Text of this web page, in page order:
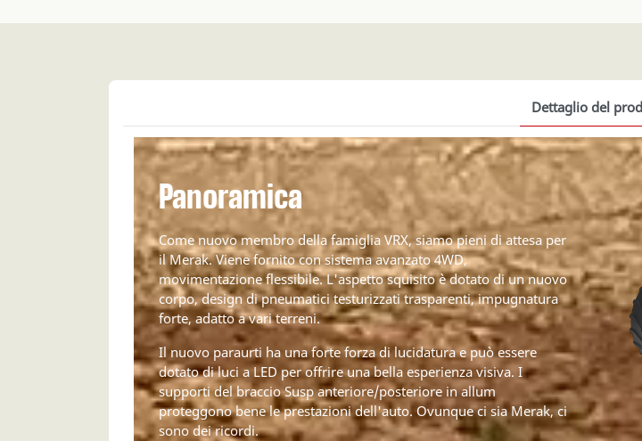
Dettaglio del
Panoramica
Come nuovo membro della famiglia VRX, siamo pieni di attesa per
il Merak. Viene fornito con sistema avanzato 4WD,
movimentazione flessibile. L'aspetto squisito è dotato di un nuovo
corpo, design di pneumatici testurizzati trasparenti, impugnatura
forte, adatto a vari terreni.
Il nuovo paraurti ha una forte forza di lucidatura e può essere
dotato di luci a LED per offrire una bella esperienza visiva. I
supporti del braccio Susp anteriore/posteriore in allum
proteggono bene le prestazioni dell'auto. Ovunque ci sia Merak, ci
sono dei ricordi.